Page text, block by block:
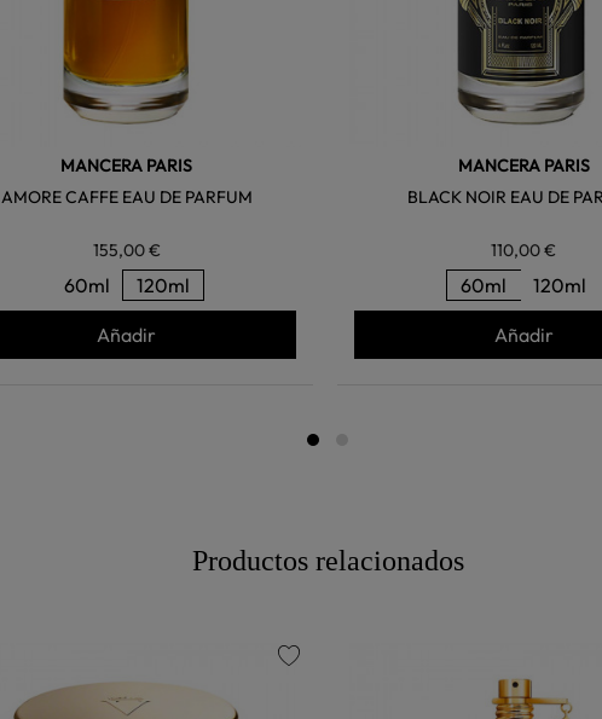
MANCERA PARIS
AMORE CAFFE EAU DE PARFUM
155,00 €
60ml 120ml
Añadir
MANCERA PARIS
BLACK NOIR EAU DE
110,00 €
60ml 120ml
Añadir
Productos relacionados